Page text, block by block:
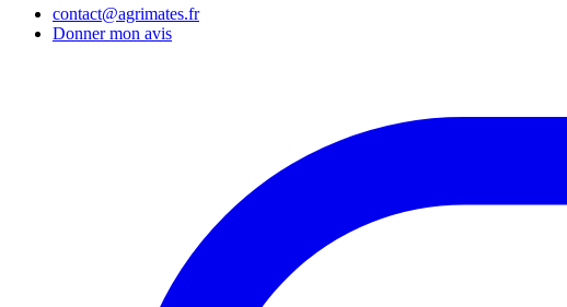
contact@agrimates.fr
Donner mon avis